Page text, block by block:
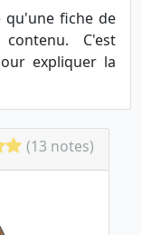
qu'une fiche de
C'est
expliquer la
(13 notes)